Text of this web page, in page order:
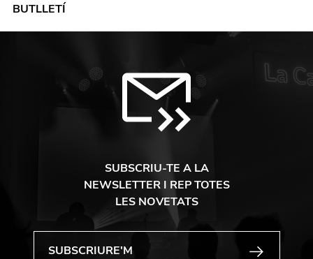
BUTLLETÍ
SUBSCRIU-TE A LA
NEWSLETTER I REP TOTES
LES NOVETATS